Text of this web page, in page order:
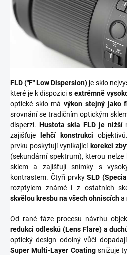
FLD ("F" Low Dispersion) je sklo
které je k dispozicis extrémně
optické sklo mávýkon stejný jako
srovnání se tradičním optickým
disperzi. Hustota skla FLD je nižší
zajišťuje lehčí konstrukci
prvku poskytují vynikající korekci
(sekundární spektrum), kterou
sklem a zajišťují snímky s
kontrastem. Čtyři prvkySLD
rozptylem známé i z ostatních
skvělou kresbu na všech ohniscícha
Od rané fáze procesu návrhu
redukci odlesků (Lens Flare) a
optický design odolný vůči
Super Multi-Layer Coatingsnižuje